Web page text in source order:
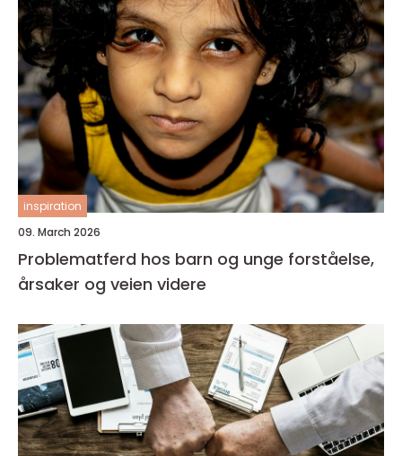
inspiration
09. March 2026
Problematferd hos barn og unge forståelse,
årsaker og veien videre